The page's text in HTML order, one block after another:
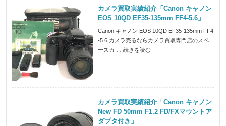
カメラ買取実績紹介「Canon キャノン
EOS 10QD EF35-135mm FF4-5.6」
Canon キャノン EOS 10QD EF35-135mm FF4
-5.6 カメラ売るならカメラ買取専門店のスペ
ースカ …続きを読む
カメラ買取実績紹介「Canon キャノン
New FD 50mm F1.2 FD/FXマウントア
ダプタ付き」